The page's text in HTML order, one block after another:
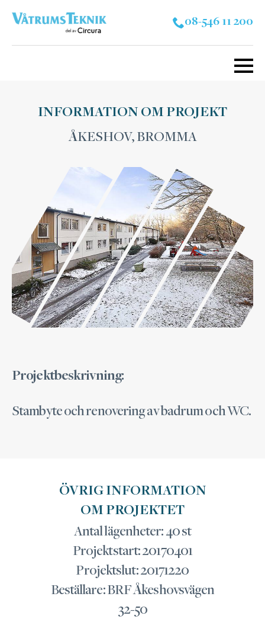
08-546 11 200
INFORMATION OM PROJEKT
ÅKESHOV, BROMMA
Projektbeskrivning:
Stambyte och renovering av badrum och WC.
ÖVRIG INFORMATION
OM PROJEKTET
Antal lägenheter: 40 st
Projektstart: 20170401
Projektslut: 20171220
Beställare: BRF Åkeshovsvägen
32-50